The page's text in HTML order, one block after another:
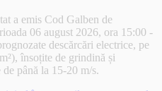
a emis Cod Galben de
06 august 2026, ora 15:00 -
descărcări electrice, pe
însoțite de grindină și
până la 15-20 m/s.